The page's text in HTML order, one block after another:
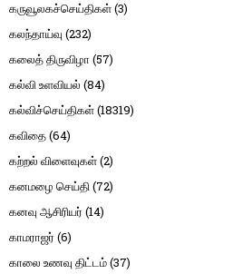
கருவூலகச்செய்திகள்(3)
கலந்தாய்வு (232)
கலைத் திருவிழா (57)
கல்வி உளவியல் (84)
கல்விச்செய்திகள்(18319)
கவிதை(64)
கற்றல் விளைவுகள்(2)
கனமழை செய்தி(72)
கனவு ஆசிரியர் (14)
காமராஜர் (6)
காலை உணவு திட்டம்(37)